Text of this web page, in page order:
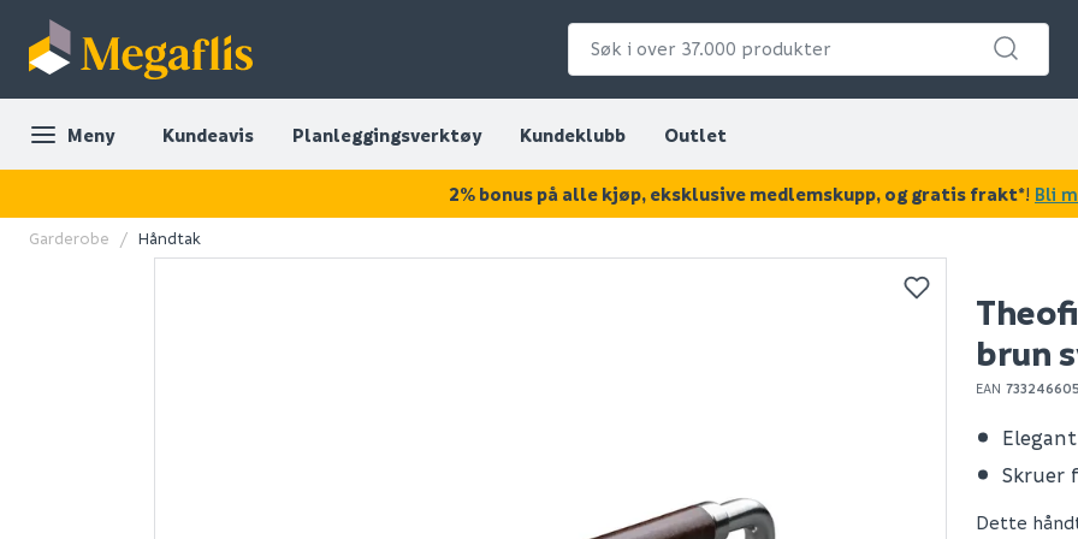
Meny Kundeavis Planleggingsverktøy Kundeklubb Outlet
KAN DISSE VÆRE AV INTERESSE?
Garderobe Håndtak
brun
EAN
Skruer
Dette
2% bonus på alle kjøp, eksklusive medlemskupp, og gratis frakt*! Bli